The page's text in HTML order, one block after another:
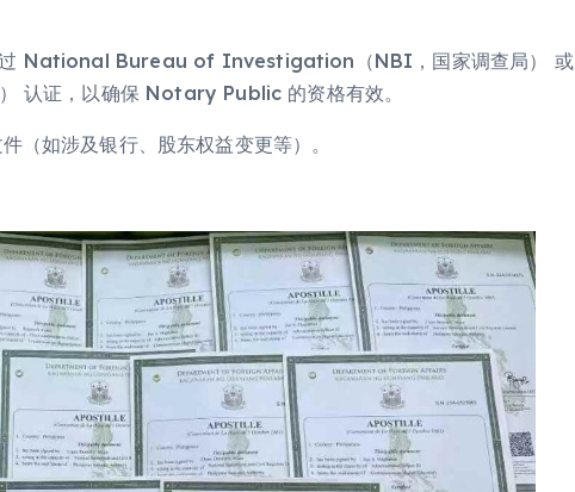
过 National Bureau of Investigation（NBI，国家调查局） 或
认证，以确保 Notary Public 的资格有效。
如涉及银行、股东权益变更等）。